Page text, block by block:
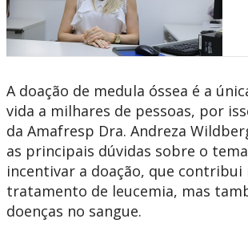
A doação de medula óssea é a
vida a milhares de pessoas, por
da Amafresp Dra. Andreza
as principais dúvidas sobre o
incentivar a doação, que contribui
tratamento de leucemia, mas
doenças no sangue.